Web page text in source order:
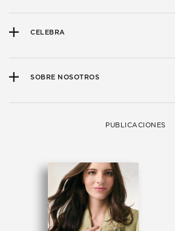
CELEBRA
SOBRE NOSOTROS
PUBLICACIONES